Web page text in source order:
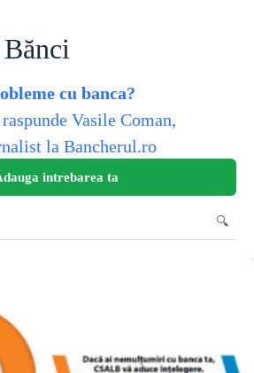
cu banca?
Vasile Coman,
la Bancherul.ro
intrebarea ta
🔍